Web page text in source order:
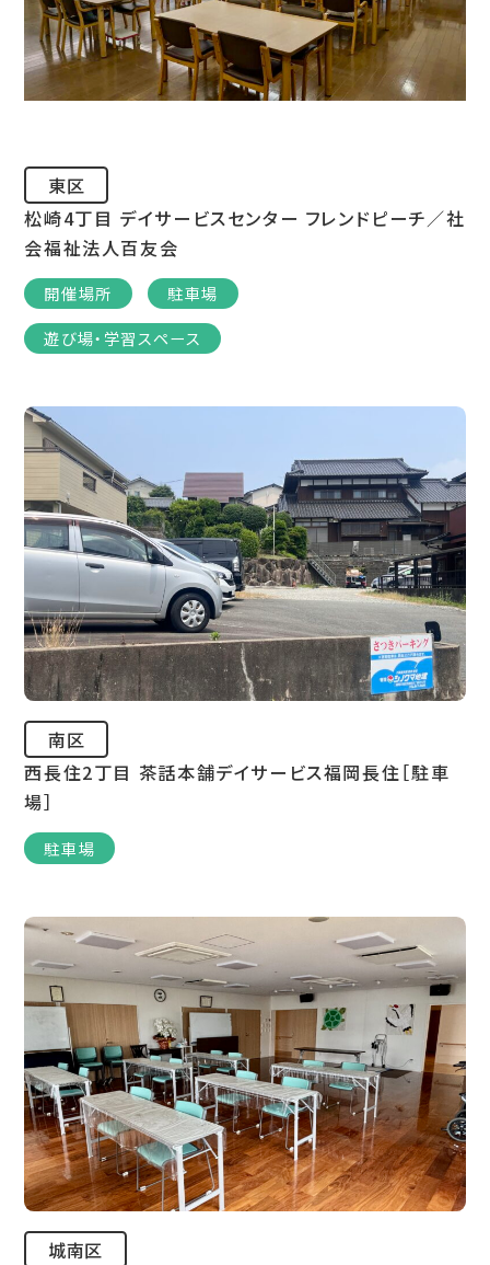
東区
松崎4丁目 デイサービスセンター フレンドピーチ／社
会福祉法人百友会
開催場所
駐車場
遊び場・学習スペース
南区
西長住2丁目 茶話本舗デイサービス福岡長住［駐車
場］
駐車場
城南区